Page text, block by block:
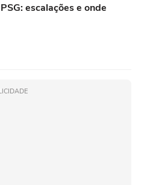
escalações e onde